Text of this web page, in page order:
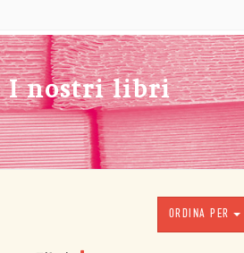
I nostri libri
ORDINA PER